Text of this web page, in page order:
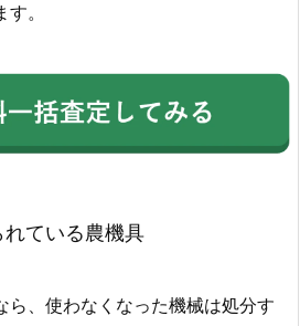
。
ている農機具
ら、使わなくなった機械は処分す